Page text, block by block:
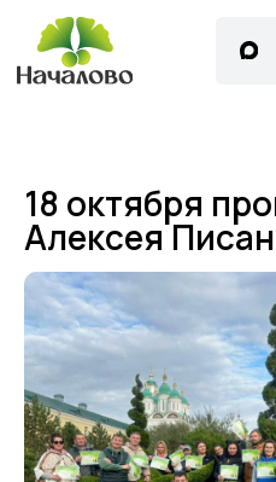
18 октября
Алексея